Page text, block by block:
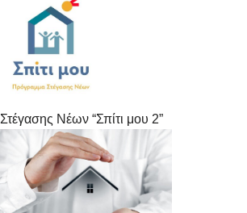
Νέων “Σπίτι μου 2”